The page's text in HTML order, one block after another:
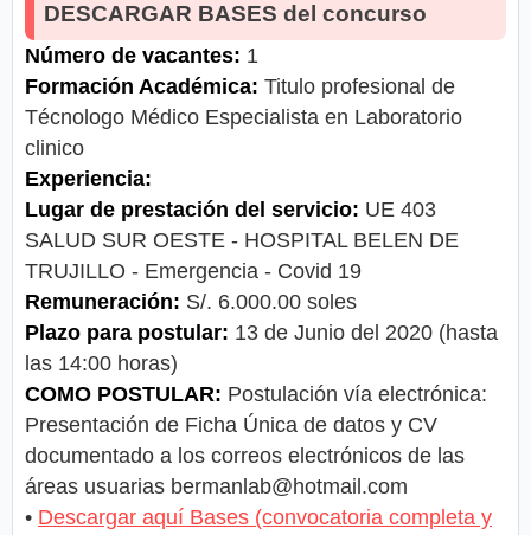
DESCARGAR BASES del concurso
Número de vacantes: 1
Formación Académica: Titulo profesional de
Técnologo Médico Especialista en Laboratorio
clinico
Experiencia:
Lugar de prestación del servicio: UE 403
SALUD SUR OESTE - HOSPITAL BELEN DE
TRUJILLO - Emergencia - Covid 19
Remuneración: S/. 6.000.00 soles
Plazo para postular: 13 de Junio del 2020 (hasta
las 14:00 horas)
COMO POSTULAR: Postulación vía electrónica:
Presentación de Ficha Única de datos y CV
documentado a los correos electrónicos de las
áreas usuarias bermanlab@hotmail.com
• Descargar aquí Bases (convocatoria completa y